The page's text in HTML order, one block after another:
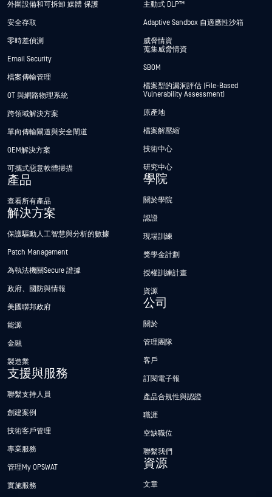
外圍設備和可拆卸 媒體 保護
安全存取
零時差偵測
Email Security
檔案傳輸管理
OT 與網路物理系統
跨領域解決方案
單向傳輸閘道與安全閘道
OEM解決方案
可攜式惡意軟體掃描
產品
查看所有產品
解決方案
保護驅動人工智慧與分析的數據
Patch Management
為執法機關Secure 證據
政府、國防與情報
美國聯邦政府
能源
金融
製造業
支援與服務
聯繫支持人員
創建案例
技術客戶管理
專業服務
管理My OPSWAT
實施服務
主動式 DLP™
Adaptive Sandbox 自適應性沙箱
威脅情資
蒐集威脅情資
SBOM
檔案型的漏洞評估 (File-Based
Vulnerability Assessment)
原產地
檔案解壓縮
技術中心
研究中心
學院
關於學院
認證
現場訓練
獎學金計劃
授權訓練計畫
資源
公司
關於
管理團隊
客戶
訂閱電子報
產品合規性與認證
職涯
空缺職位
聯繫我們
資源
文章